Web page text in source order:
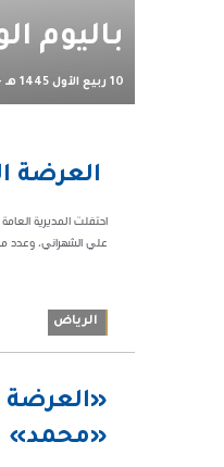
باليوم
10 ربيع الأول 1445 هـ - 25 سبتمبر 2023 م
العرضة
علي الشهراني،
الرياض
«العرضة
«محمد»